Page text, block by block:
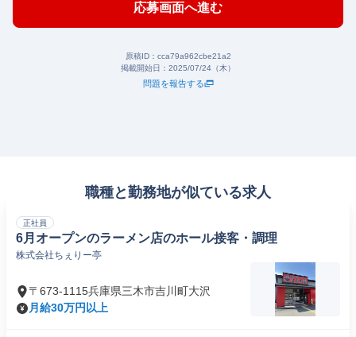
応募画面へ進む
原稿ID： cca79a962cbe21a2
掲載開始日： 2025/07/24（木）
問題を報告する
職種と勤務地が似ている求人
正社員
6月オープンのラーメン店のホール接客・調理
株式会社ちぇりー亭
〒673-1115兵庫県三木市吉川町大沢
月給30万円以上